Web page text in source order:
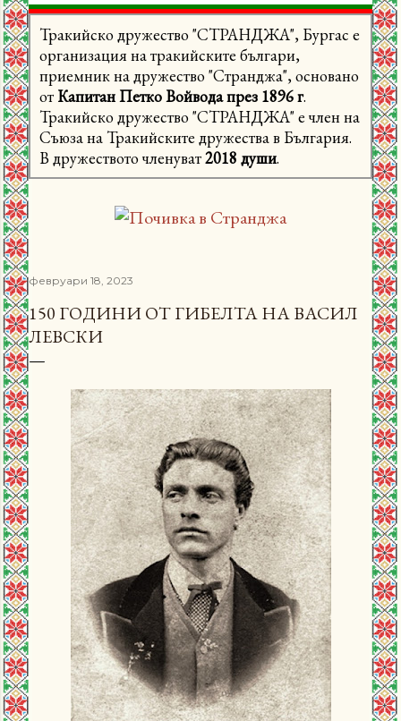
Тракийско дружество "СТРАНДЖА", Бургас е
организация на тракийските българи,
приемник на дружество "Странджа", основано
от Капитан Петко Войвода през 1896 г.
Тракийско дружество "СТРАНДЖА" е член на
Съюза на Тракийските дружества в България.
В дружеството членуват2018 души.
февруари 18, 2023
150 ГОДИНИ ОТ ГИБЕЛТА НА ВАСИЛ
ЛЕВСКИ